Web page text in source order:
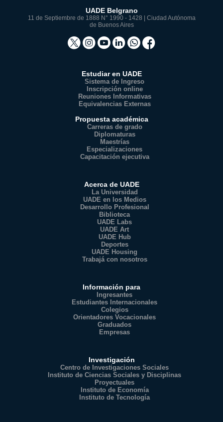
UADE Belgrano
11 de Septiembre de 1888 N° 1990 - 1428 | Ciudad Autónoma
de Buenos Aires
Estudiar en UADE
Sistema de Ingreso
Inscripción online
Reuniones Informativas
Equivalencias Externas
Propuesta académica
Carreras de grado
Diplomaturas
Maestrías
Especializaciones
Capacitación ejecutiva
Acerca de UADE
La Universidad
UADE en los Medios
Desarrollo Profesional
Biblioteca
UADE Labs
UADE Art
UADE Hub
Deportes
UADE Housing
Trabajá con nosotros
Información para
Ingresantes
Estudiantes Internacionales
Colegios
Orientadores Vocacionales
Graduados
Empresas
Investigación
Centro de Investigaciones Sociales
Instituto de Ciencias Sociales y Disciplinas
Proyectuales
Instituto de Economía
Instituto de Tecnología